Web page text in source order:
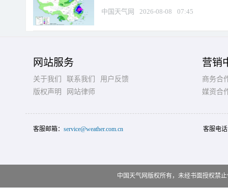
中国天气网 2026-08-08 07:45
网站服务
关于我们 联系我们
用户反馈
版权声明
网站律师
营销
商务合
媒资合
客服邮箱： service@weather.com.cn 客服电
中国天气网版权所有，未经书面授权